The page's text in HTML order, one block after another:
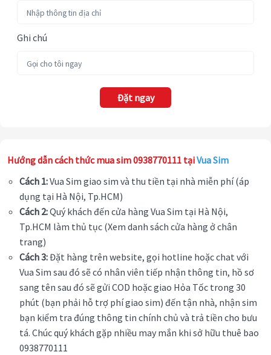
Ghi chú
Đặt ngay
Hướng dẫn cách thức mua sim 0938770111 tạiVua Sim
Cách 1:Vua Sim giao sim và thu tiền tại nhà miễn phí (áp
dụng tại Hà Nội, Tp.HCM)
Cách 2:Quý khách đến cửa hàng Vua Sim tại Hà Nội,
Tp.HCM làm thủ tục (Xem danh sách cửa hàng ở chân
trang)
Cách 3:Đặt hàng trên website, gọi hotline hoặc chat với
Vua Sim sau đó sẽ có nhân viên tiếp nhận thông tin, hồ sơ
sang tên sau đó sẽ gửi COD hoặc giao Hỏa Tốc trong 30
phút (bạn phải hỗ trợ phí giao sim) đến tận nhà, nhận sim
bạn kiểm tra đúng thông tin chính chủ và trả tiền cho bưu
tá. Chúc quý khách gặp nhiều may mắn khi sở hữu thuê bao
0938770111